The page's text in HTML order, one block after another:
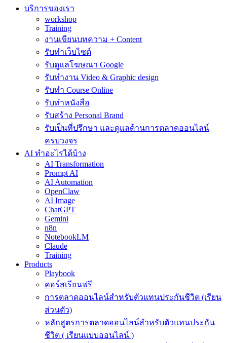
บริการของเรา
workshop
Training
งานเขียนบทความ + Content
รับทำเว็บไซต์
รับดูแลโฆษณา Google
รับทำงาน Video & Graphic design
รับทำ Course Online
รับทำหนังสือ
รับสร้าง Personal Brand
รับเป็นที่ปรึกษา และดูแลด้านการตลาดออนไลน์
ครบวงจร
AI ทำอะไรได้บ้าง
AI Transformation
Prompt AI
AI Automation
OpenClaw
AI Image
ChatGPT
Gemini
n8n
NotebookLM
Claude
Training
Products
Playbook
คอร์สเรียนฟรี
การตลาดออนไลน์สำหรับตัวแทนประกันชีวิต (เรียน
ส่วนตัว)
หลักสูตรการตลาดออนไลน์สำหรับตัวแทนประกัน
ชีวิต ( เรียนแบบออนไลน์ )